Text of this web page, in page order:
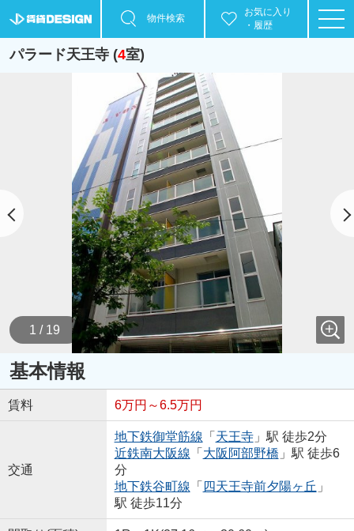
物件検索
お気に入り
・履歴
パラード天王寺 (4室)
1 / 19
基本情報
賃料 6万円～6.5万円
交通
地下鉄御堂筋線 「 天王寺」駅 徒歩2分
近鉄南大阪線 「 大阪阿部野橋 」駅 徒歩6
分
地下鉄谷町線 「 四天王寺前夕陽ヶ丘 」
駅 徒歩11分